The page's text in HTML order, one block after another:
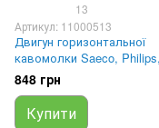
13
Артикул: 11000513
Двигун горизонтальної
кавомолки Saeco, Philips,
Gaggia 421944049151,
996530000317, 11000513,
421944078831
848 грн
Купити